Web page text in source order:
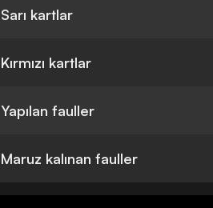
Sarı kartlar
Kırmızı kartlar
Yapılan fauller
Maruz kalınan fauller